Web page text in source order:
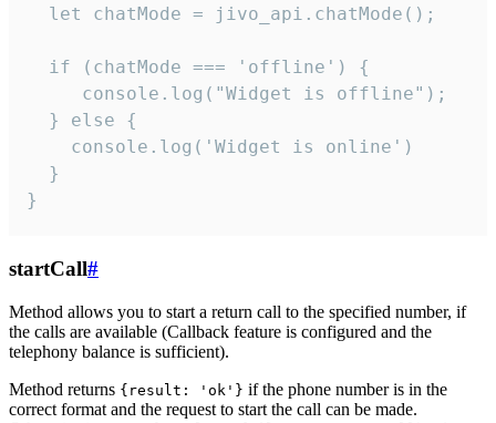
  let chatMode = jivo_api.chatMode();
  if (chatMode === 'offline') {
     console.log("Widget is offline");
  } else {
    console.log('Widget is online')
  }
}
startCall#
Method allows you to start a return call to the specified number, if
the calls are available (Callback feature is configured and the
telephony balance is sufficient).
Method returns {result: 'ok'} if the phone number is in the
correct format and the request to start the call can be made.